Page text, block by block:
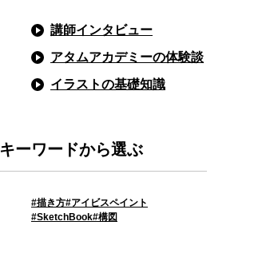
講師インタビュー
アタムアカデミーの体験談
イラストの基礎知識
キーワードから選ぶ
描き方 アイビスペイント
SketchBook 構図